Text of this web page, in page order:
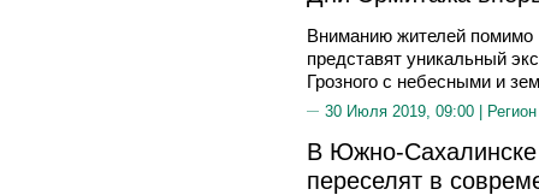
Вниманию жителей помимо
представят уникальный
Грозного с небесными и
30 Июля 2019, 09:00 |
В Южно-
переселят в